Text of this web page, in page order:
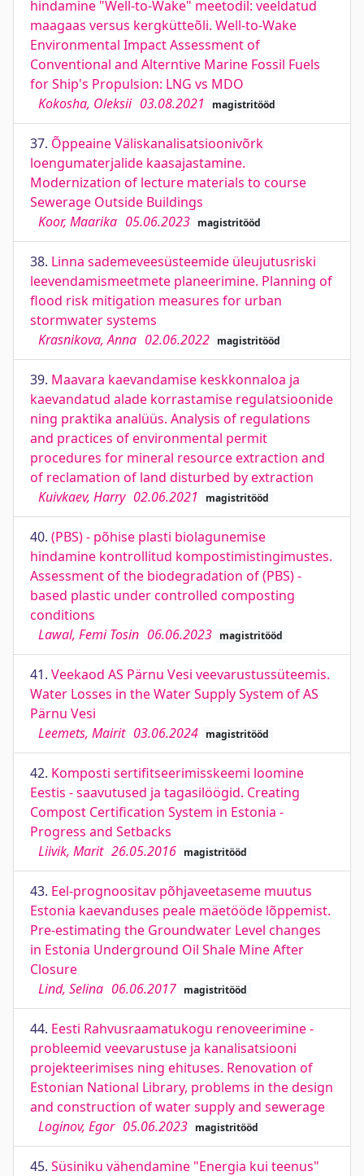
hindamine "Well-to-Wake" meetodil: veeldatud
maagaas versus kergkütteõli. Well-to-Wake
Environmental Impact Assessment of
Conventional and Alterntive Marine Fossil Fuels
for Ship's Propulsion: LNG vs MDO
Kokosha, Oleksii 03.08.2021 magistritööd
37. Õppeaine Väliskanalisatsioonivõrk
loengumaterjalide kaasajastamine.
Modernization of lecture materials to course
Sewerage Outside Buildings
Koor, Maarika 05.06.2023 magistritööd
38. Linna sademeveesüsteemide üleujutusriski
leevendamismeetmete planeerimine. Planning of
flood risk mitigation measures for urban
stormwater systems
Krasnikova, Anna 02.06.2022 magistritööd
39. Maavara kaevandamise keskkonnaloa ja
kaevandatud alade korrastamise regulatsioonide
ning praktika analüüs. Analysis of regulations
and practices of environmental permit
procedures for mineral resource extraction and
of reclamation of land disturbed by extraction
Kuivkaev, Harry 02.06.2021 magistritööd
40. (PBS) - põhise plasti biolagunemise
hindamine kontrollitud kompostimistingimustes.
Assessment of the biodegradation of (PBS) -
based plastic under controlled composting
conditions
Lawal, Femi Tosin 06.06.2023 magistritööd
41. Veekaod AS Pärnu Vesi veevarustussüteemis.
Water Losses in the Water Supply System of AS
Pärnu Vesi
Leemets, Mairit 03.06.2024 magistritööd
42. Komposti sertifitseerimisskeemi loomine
Eestis - saavutused ja tagasilöögid. Creating
Compost Certification System in Estonia -
Progress and Setbacks
Liivik, Marit 26.05.2016 magistritööd
43. Eel-prognoositav põhjaveetaseme muutus
Estonia kaevanduses peale mäetööde lõppemist.
Pre-estimating the Groundwater Level changes
in Estonia Underground Oil Shale Mine After
Closure
Lind, Selina 06.06.2017 magistritööd
44. Eesti Rahvusraamatukogu renoveerimine -
probleemid veevarustuse ja kanalisatsiooni
projekteerimises ning ehituses. Renovation of
Estonian National Library, problems in the design
and construction of water supply and sewerage
Loginov, Egor 05.06.2023 magistritööd
45. Süsiniku vähendamine "Energia kui teenus"